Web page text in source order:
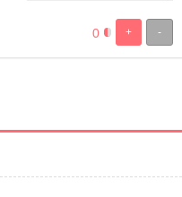
-
+
%100%
0